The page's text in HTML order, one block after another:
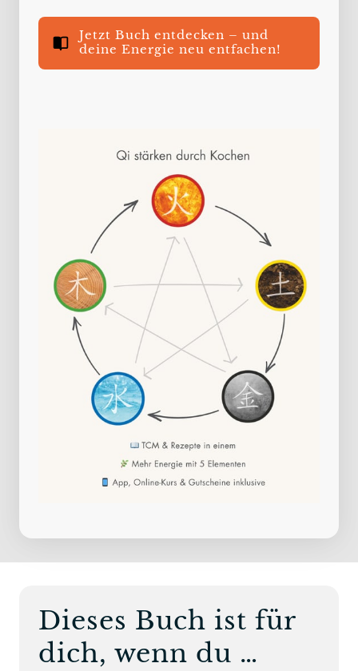
Jetzt Buch entdecken – und
deine Energie neu entfachen!
Dieses Buch ist für
dich, wenn du …